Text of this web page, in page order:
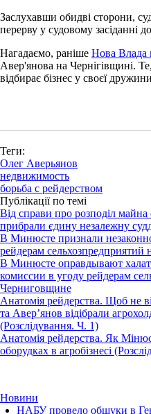
Заслухавши обидві сторони,
перерву у судовому засіданні
Нагадаємо, раніше Нова Влада
Авер'янова на Чернігівщині.
відбирає бізнес у своєї
Теги:
Олег Аверьянов
недвижимость
борьба с рейдерством
Публікації по темі
Від справи про розподіл
прибрали єдину незалежну
В Минюсте признали
рейдерам
В Минюсте оправдывают
комиссии в угоду рейдерам
Черниговщине
Анатомія рейдерства. Щоб не
та Авер’янов відібрали
(Розслідування. Ч. 1)
Анатомія рейдерства. Як
оборудках в агробізнесі
Новини
НАБУ провело обшуки в